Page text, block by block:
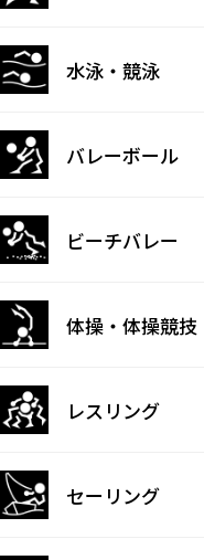
水泳・競泳
バレーボール
ビーチバレー
体操・体操競技
レスリング
セーリング